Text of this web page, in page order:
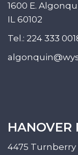
1600 E.
IL 60102
Tel.: 224 333
HANOVER
4475 Turnberry